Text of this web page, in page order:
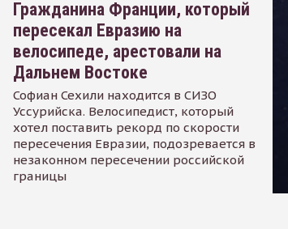
Гражданина Франции, который
пересекал Евразию на
велосипеде, арестовали на
Дальнем Востоке
Софиан Сехили находится в СИЗО
Уссурийска. Велосипедист, который
хотел поставить рекорд по скорости
пересечения Евразии, подозревается в
незаконном пересечении российской
границы